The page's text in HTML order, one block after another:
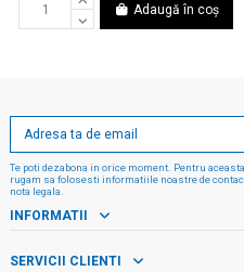
Adaugă în coș
Te poti dezabona in orice moment. Pentru
rugam sa folosesti informatiile noastre de
nota legala.
INFORMATII
SERVICII CLIENTI